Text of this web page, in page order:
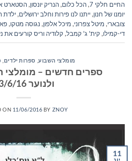
החיים חלקי 7
,הכל כלום,הנריק יונסון,הסטארט
יומנו של חנון,ייתנו לנו פירות וחלב ירושלים,ילדת
צובארי, מיטל צפרוני, מיכל אלפון, נגוסה מטקו,
די-קמילו, קית' ג' קמבל, קלודיה וריס קורעים את
מומלצי השבוע, ספרות ילדים
ספרים חדשים – מומלצי
ולנוער 13/6/16
ON 11/06/2016 BY ZNOY
11